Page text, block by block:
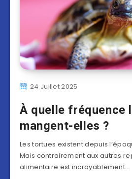
24 Juillet 2025
À quelle fréquence
mangent-elles ?
Les tortues existent depuis
Mais contrairement aux autres
alimentaire est incroyablement…